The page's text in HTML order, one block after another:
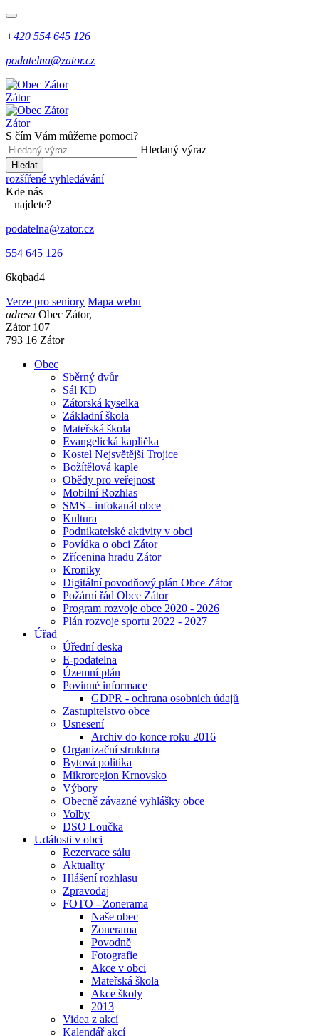
+420 554 645 126
podatelna@zator.cz
Zátor
Zátor
S čím Vám můžeme pomoci?
Hledaný výraz
Hledat
rozšířené vyhledávání
Kde nás
najdete?
podatelna@zator.cz
554 645 126
6kqbad4
Verze pro seniory Mapa webu
adresa Obec Zátor,
Zátor 107
793 16 Zátor
Obec
Sběrný dvůr
Sál KD
Zátorská kyselka
Základní škola
Mateřská škola
Evangelická kaplička
Kostel Nejsvětější Trojice
Božítělová kaple
Obědy pro veřejnost
Mobilní Rozhlas
SMS - infokanál obce
Kultura
Podnikatelské aktivity v obci
Povídka o obci Zátor
Zřícenina hradu Zátor
Kroniky
Digitální povodňový plán Obce Zátor
Požární řád Obce Zátor
Program rozvoje obce 2020 - 2026
Plán rozvoje sportu 2022 - 2027
Úřad
Úřední deska
E-podatelna
Územní plán
Povinné informace
GDPR - ochrana osobních údajů
Zastupitelstvo obce
Usnesení
Archiv do konce roku 2016
Organizační struktura
Bytová politika
Mikroregion Krnovsko
Výbory
Obecně závazné vyhlášky obce
Volby
DSO Loučka
Události v obci
Rezervace sálu
Aktuality
Hlášení rozhlasu
Zpravodaj
FOTO - Zonerama
Naše obec
Zonerama
Povodně
Fotografie
Akce v obci
Mateřská škola
Akce školy
2013
Videa z akcí
Kalendář akcí